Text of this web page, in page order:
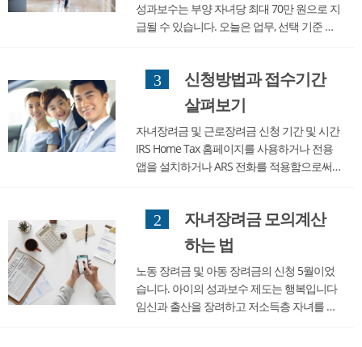
성과보수는 부양 자녀당 최대 70만 원으로 지
급될 수 있습니다. 오늘은 업무, 선택 기준 및
는 경우 지금 신청하여 혜택을 받으십시오. 참
고로 2018년까지 노동 성과보수는 최대 250
3
신청방법과 접수기간
살펴보기
자녀장려금 및 근로장려금 신청 기간 및 시간
IRS Home Tax 홈페이지를 사용하거나 전용
앱을 설치하거나 ARS 전화를 적용함으로써
요일부터 5월 31일 금요일까지입니다. 신청
시간은 오전 6시부 터 오후 12 시까지 가능하
2
자녀장려금 모의계산
하는 법
노동 장려금 및 아동 장려금의 신청 5월이었
습니다. 아이의 성과보수 제도는 행복입니다
임신과 출산을 장려하고 저소득층 자녀를 양